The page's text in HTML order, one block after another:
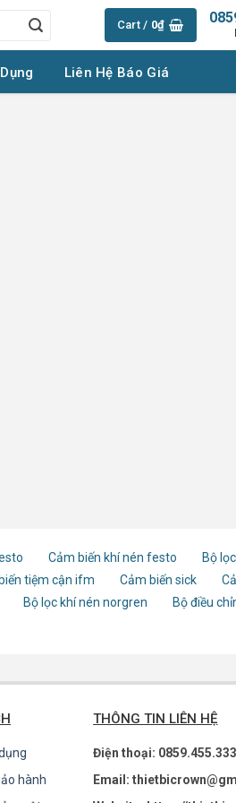
Cart / 0₫
Liên Hệ Báo Giá
Cảm biến khí nén festo Bộ
tiệm cận ifm Cảm biến sick
Bộ lọc khí nén norgren
Bộ điều
hành
THÔNG TIN LIÊN HỆ
Điện thoại: 0859.455.333
Email: